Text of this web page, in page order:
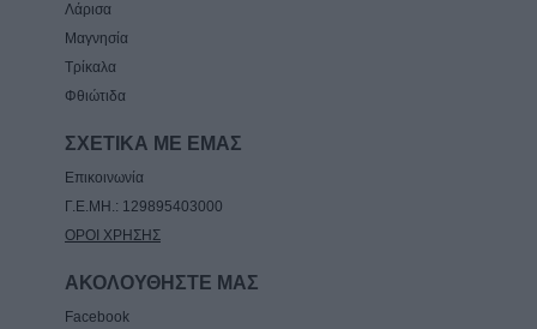
Λάρισα
Μαγνησία
Τρίκαλα
Φθιώτιδα
ΣΧΕΤΙΚΑ ΜΕ ΕΜΑΣ
Επικοινωνία
Γ.Ε.ΜΗ.: 129895403000
ΟΡΟΙ ΧΡΗΣΗΣ
ΑΚΟΛΟΥΘΗΣΤΕ ΜΑΣ
Facebook